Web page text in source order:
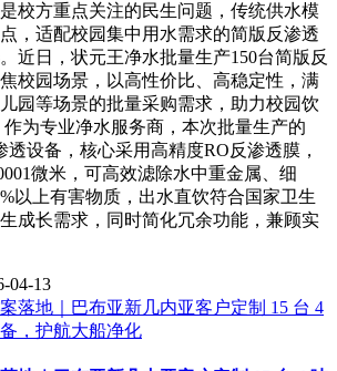
校方重点关注的民生问题，传统供水模
，适配校园集中用水需求的简版反渗透
近日，状元王净水批量生产150台简版反
校园场景，以高性价比、高稳定性，满
园等场景的批量采购需求，助力校园饮
为专业净水服务商，本次批量生产的
透设备，核心采用高精度RO反渗透膜，
微米，可高效滤除水中重金属、细
以上有害物质，出水直饮符合国家卫生
成长需求，同时简化冗余功能，兼顾实
04-13